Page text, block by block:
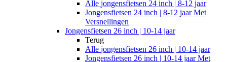
Alle jongensfietsen 24 inch | 8-12 jaar
Jongensfietsen 24 inch | 8-12 jaar Met
Versnellingen
Jongensfietsen 26 inch | 10-14 jaar
Terug
Alle jongensfietsen 26 inch | 10-14 jaar
Jongensfietsen 26 inch | 10-14 jaar Met